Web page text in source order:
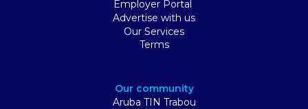
Employer Portal
Advertise with us
Our Services
Terms
Our community
Aruba TIN Trabou